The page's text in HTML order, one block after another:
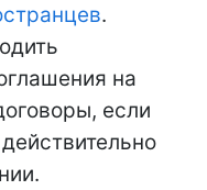
.
на
если